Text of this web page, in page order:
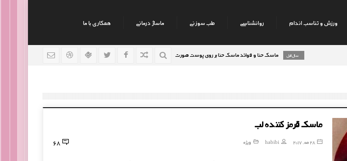
ورزش و تناسب اندام روانشناسی طب سوزنی ماساژ درمانی همکاری با ما
ماسک حنا و فوائد ماسک حنا بر روی پوست صورت 9 سال قبل نکات جالب روانشناسی
ماسک قرمز کننده لب
28 مه, 2017 habibi ویژه 68